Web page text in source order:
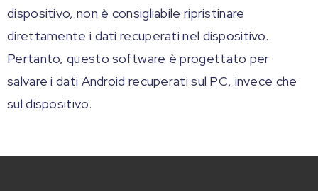
dispositivo, non è consigliabile ripristinare
direttamente i dati recuperati nel dispositivo.
Pertanto, questo software è progettato per
salvare i dati Android recuperati sul PC, invece che
sul dispositivo.